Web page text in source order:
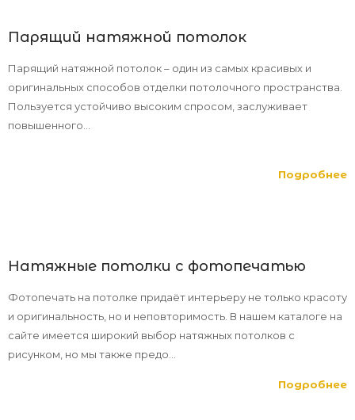
Парящий натяжной потолок
Парящий натяжной потолок – один из самых красивых и
оригинальных способов отделки потолочного пространства.
Пользуется устойчиво высоким спросом, заслуживает
повышенного...
Подробнее
Натяжные потолки с фотопечатью
Фотопечать на потолке придаёт интерьеру не только красоту
и оригинальность, но и неповторимость. В нашем каталоге на
сайте имеется широкий выбор натяжных потолков с
рисунком, но мы также предо...
Подробнее